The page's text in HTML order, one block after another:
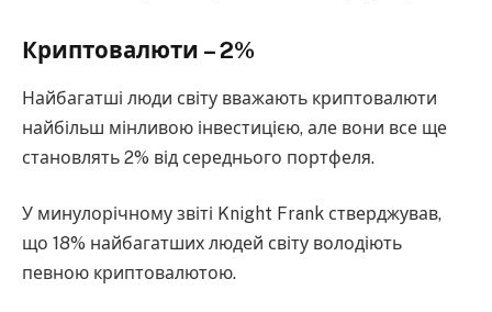
Криптовалюти – 2%
Найбагатші люди світу вважають криптовалюти
найбільш мінливою інвестицією, але вони все ще
становлять 2% від середнього портфеля.
У минулорічному звіті Knight Frank стверджував,
що 18% найбагатших людей світу володіють
певною криптовалютою.